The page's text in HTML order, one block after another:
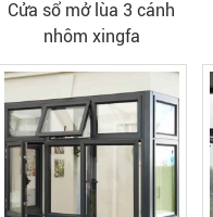
Cửa sổ mở lùa 3 cánh
nhôm xingfa